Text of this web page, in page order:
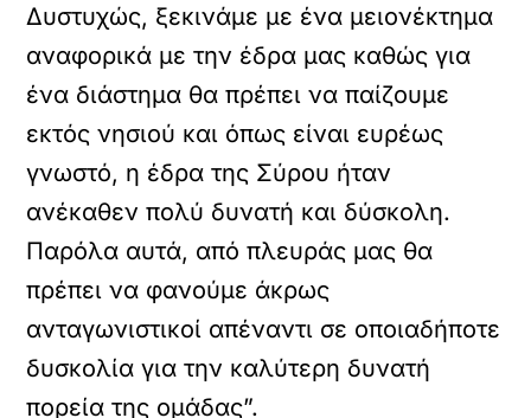
Δυστυχώς, ξεκινάμε με ένα μειονέκτημα
αναφορικά με την έδρα μας καθώς για
ένα διάστημα θα πρέπει να παίζουμε
εκτός νησιού και όπως είναι ευρέως
γνωστό, η έδρα της Σύρου ήταν
ανέκαθεν πολύ δυνατή και δύσκολη.
Παρόλα αυτά, από πλευράς μας θα
πρέπει να φανούμε άκρως
ανταγωνιστικοί απέναντι σε οποιαδήποτε
δυσκολία για την καλύτερη δυνατή
πορεία της ομάδας”.